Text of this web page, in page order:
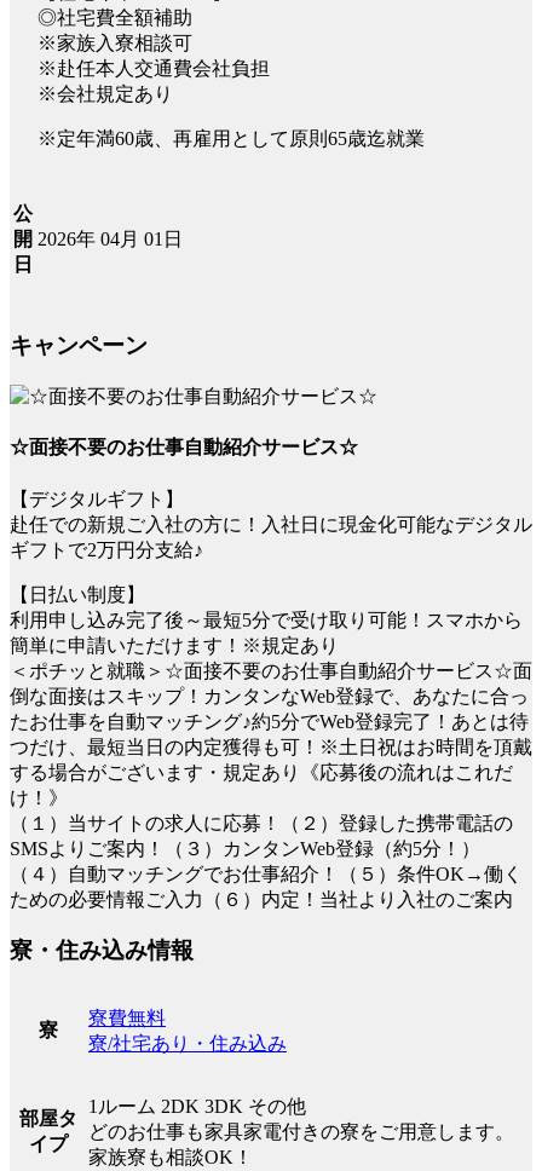
◎社宅費全額補助
※家族入寮相談可
※赴任本人交通費会社負担
※会社規定あり
※定年満60歳、再雇用として原則65歳迄就業
公
開
日
2026年 04月 01日
キャンペーン
☆面接不要のお仕事自動紹介サービス☆
【デジタルギフト】
赴任での新規ご入社の方に！入社日に現金化可能なデジタル
ギフトで2万円分支給♪
【日払い制度】
利用申し込み完了後～最短5分で受け取り可能！スマホから
簡単に申請いただけます！※規定あり
＜ポチッと就職＞☆面接不要のお仕事自動紹介サービス☆面
倒な面接はスキップ！カンタンなWeb登録で、あなたに合っ
たお仕事を自動マッチング♪約5分でWeb登録完了！あとは待
つだけ、最短当日の内定獲得も可！※土日祝はお時間を頂戴
する場合がございます・規定あり《応募後の流れはこれだ
け！》
（１）当サイトの求人に応募！（２）登録した携帯電話の
SMSよりご案内！（３）カンタンWeb登録（約5分！）
（４）自動マッチングでお仕事紹介！（５）条件OK→働く
ための必要情報ご入力（６）内定！当社より入社のご案内
寮・住み込み情報
寮
寮費無料
寮/社宅あり・住み込み
部屋タ
イプ
1ルーム 2DK 3DK その他
どのお仕事も家具家電付きの寮をご用意します。
家族寮も相談OK！